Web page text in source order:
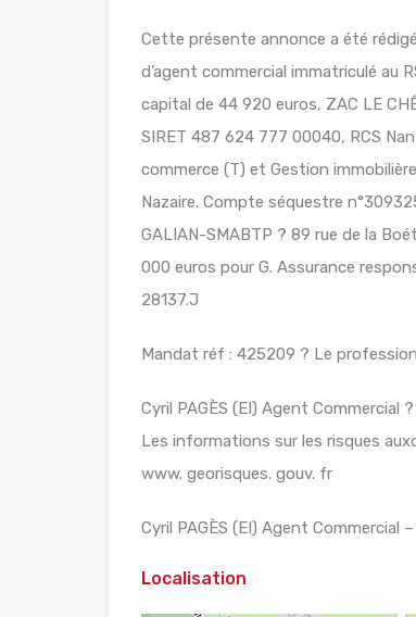
Cette présente annonce a été
d’agent commercial immatriculé au
capital de 44 920 euros, ZAC LE
SIRET 487 624 777 00040, RCS
commerce (T) et Gestion
Nazaire. Compte séquestre
GALIAN-SMABTP ? 89 rue de la
000 euros pour G. Assurance
28137.J
Mandat réf : 425209 ? Le
Cyril PAGÈS (EI) Agent Commercial
Les informations sur les risques
www. georisques. gouv. fr
Cyril PAGÈS (EI) Agent Commercial
Localisation